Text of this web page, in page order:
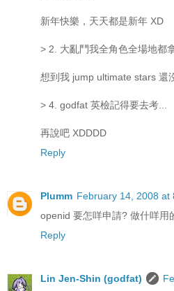
新年快樂，天天都是新年 XD
> 2. 大亂鬥我全角色全場地都
想到我 jump ultimate stars 還
> 4. godfat 英檢記得要去考...
再說吧 XDDDD
Reply
Plumm February 14, 2008 at
openid 要怎咩申請? 做什咩用
Reply
Lin Jen-Shin (godfat)